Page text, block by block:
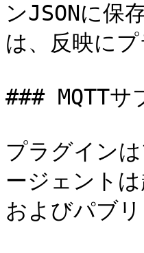
ンJSONに保
は、反映に
### MQTTサ
プラグイン
ージェント
およびパブ